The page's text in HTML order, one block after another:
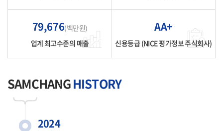
79,676(백만원)
업계 최고수준의 매출
AA+
신용등급(NICE 평가정보 주식회사)
SAMCHANGHISTORY
2024